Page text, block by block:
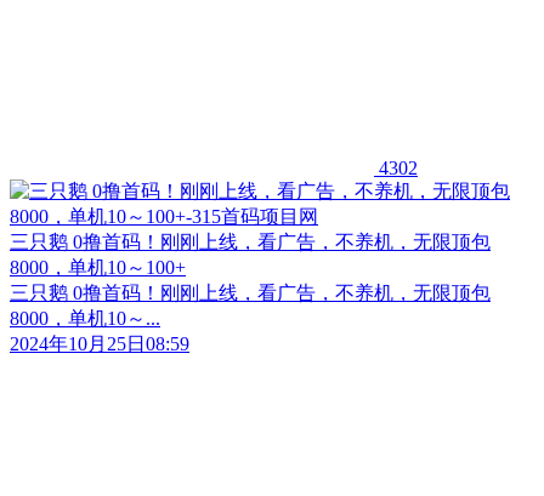
4302
三只鹅 0撸首码！刚刚上线，看广告，不养机，无限顶包
8000，单机10～100+
三只鹅 0撸首码！刚刚上线，看广告，不养机，无限顶包
8000，单机10～...
2024年10月25日08:59